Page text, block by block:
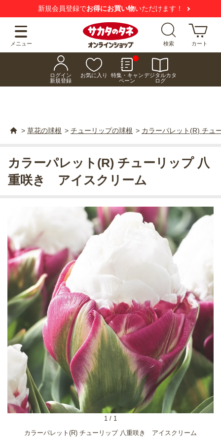
新規会員登録でお得にお買い物いただけます！
メニュー 検索 カート
ログイン
新規登録
お気に入り
特集・キャン
ペーン
デジタルカタ
ログ
> 草花の球根 > チューリップの球根 > カラーパレット(R) チュ
カラーパレット(R) チューリップ 八重咲き アイスクリーム
1 / 1
カラーパレット(R) チューリップ 八
重咲き アイスクリーム